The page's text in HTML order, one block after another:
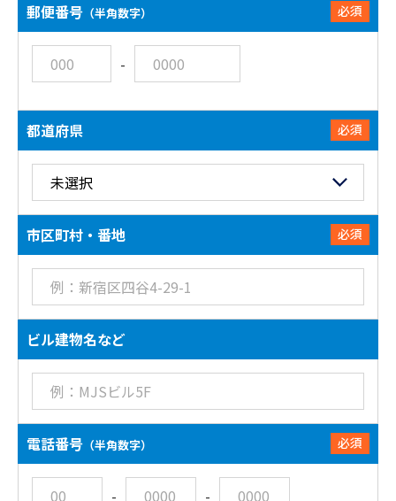
必須
郵便番号 （半角数字）
-
必須
都道府県
必須
市区町村・番地
ビル建物名など
必須
電話番号 （半角数字）
- -